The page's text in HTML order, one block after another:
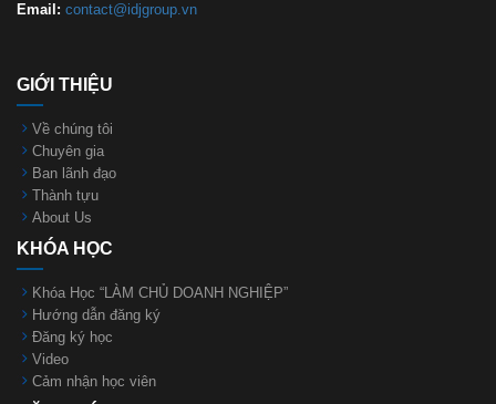
Email: contact@idjgroup.vn
GIỚI THIỆU
Về chúng tôi
Chuyên gia
Ban lãnh đạo
Thành tựu
About Us
KHÓA HỌC
Khóa Học “LÀM CHỦ DOANH NGHIỆP”
Hướng dẫn đăng ký
Đăng ký học
Video
Cảm nhận học viên